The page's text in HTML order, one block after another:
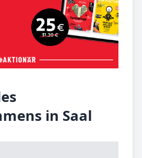
in Saal